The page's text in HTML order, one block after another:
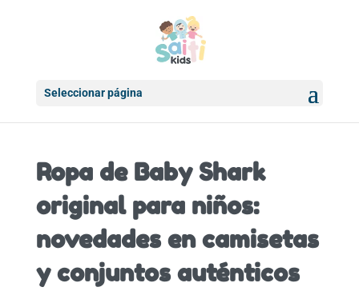
Seleccionar página
Ropa de Baby Shark
original para niños:
novedades en camisetas
y conjuntos auténticos